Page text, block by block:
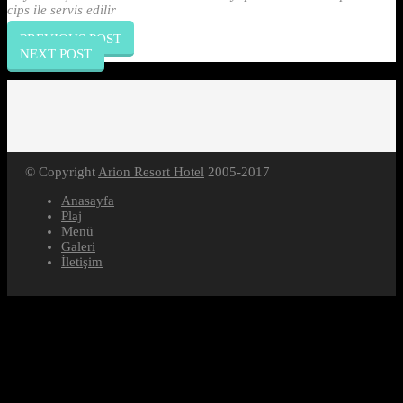
cips ile servis edilir
PREVIOUS POST
NEXT POST
© Copyright Arion Resort Hotel 2005-2017
Anasayfa
Plaj
Menü
Galeri
İletişim